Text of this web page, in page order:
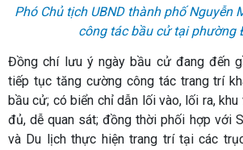
Phó Chủ tịch UBND thành phố Nguyễn
công tác bầu cử tại phường
Đồng chí lưu ý ngày bầu cử đang đến
tiếp tục tăng cường công tác trang trí
bầu cử; có biển chỉ dẫn lối vào, lối ra,
đủ, dễ quan sát; đồng thời phối hợp với
và Du lịch thực hiện trang trí tại các